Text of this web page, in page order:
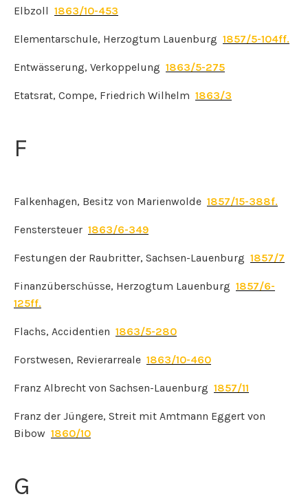
Elbzoll 1863/10-453
Elementarschule, Herzogtum Lauenburg 1857/5-104ff.
Entwässerung, Verkoppelung 1863/5-275
Etatsrat, Compe, Friedrich Wilhelm 1863/3
F
Falkenhagen, Besitz von Marienwolde 1857/15-388f.
Fenstersteuer 1863/6-349
Festungen der Raubritter, Sachsen-Lauenburg 1857/7
Finanzüberschüsse, Herzogtum Lauenburg 1857/6-
125ff.
Flachs, Accidentien 1863/5-280
Forstwesen, Revierarreale 1863/10-460
Franz Albrecht von Sachsen-Lauenburg 1857/11
Franz der Jüngere, Streit mit Amtmann Eggert von
Bibow 1860/10
G